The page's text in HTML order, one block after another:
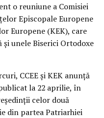
o reuniune a Comisiei
Episcopale Europene
Europene (KEK), care
unele Biserici Ortodoxe
CCEE şi KEK anunţă
la 22 aprilie, în
celor două
din partea Patriarhiei